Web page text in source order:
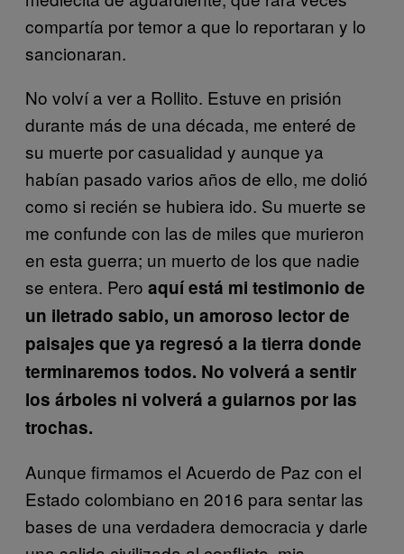
compartía por temor a que lo reportaran y lo
sancionaran.
No volví a ver a Rollito. Estuve en prisión
durante más de una década, me enteré de
su muerte por casualidad y aunque ya
habían pasado varios años de ello, me dolió
como si recién se hubiera ido. Su muerte se
me confunde con las de miles que murieron
en esta guerra; un muerto de los que nadie
se entera. Pero aquí está mi testimonio de
un iletrado sabio, un amoroso lector de
paisajes que ya regresó a la tierra donde
terminaremos todos. No volverá a sentir
los árboles ni volverá a guiarnos por las
trochas.
Aunque firmamos el Acuerdo de Paz con el
Estado colombiano en 2016 para sentar las
bases de una verdadera democracia y darle